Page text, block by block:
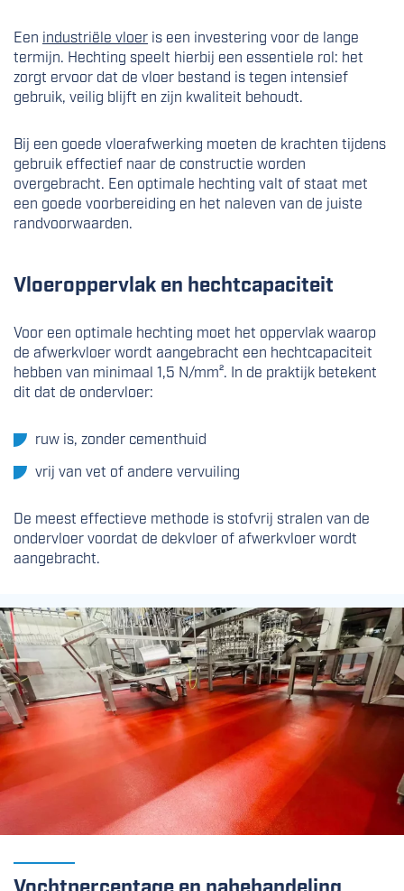
Een industriële vloer is een investering voor de lange
termijn. Hechting speelt hierbij een essentiele rol: het
zorgt ervoor dat de vloer bestand is tegen intensief
gebruik, veilig blijft en zijn kwaliteit behoudt.
Bij een goede vloerafwerking moeten de krachten tijdens
gebruik effectief naar de constructie worden
overgebracht. Een optimale hechting valt of staat met
een goede voorbereiding en het naleven van de juiste
randvoorwaarden.
Vloeroppervlak en hechtcapaciteit
Voor een optimale hechting moet het oppervlak waarop
de afwerkvloer wordt aangebracht een hechtcapaciteit
hebben van minimaal 1,5 N/mm². In de praktijk betekent
dit dat de ondervloer:
ruw is, zonder cementhuid
vrij van vet of andere vervuiling
De meest effectieve methode is stofvrij stralen van de
ondervloer voordat de dekvloer of afwerkvloer wordt
aangebracht.
Vochtpercentage en nabehandeling